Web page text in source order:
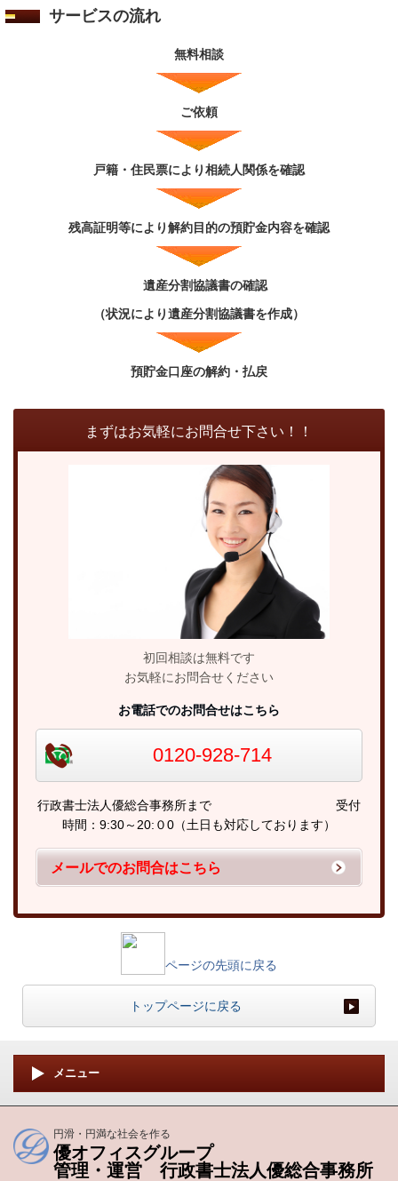
サービスの流れ
無料相談
ご依頼
戸籍・住民票により相続人関係を確認
残高証明等により解約目的の預貯金内容を確認
遺産分割協議書の確認
（状況により遺産分割協議書を作成）
預貯金口座の解約・払戻
まずはお気軽にお問合せ下さい！！
初回相談は無料です
お気軽にお問合せください
お電話でのお問合せはこちら
0120-928-714
行政書士法人優総合事務所まで 受付
時間：9:30～20:０0（土日も対応しております）
メールでのお問合はこちら
ページの先頭に戻る
トップページに戻る
メニュー
円滑・円満な社会を作る
優オフィスグループ
管理・運営 行政書士法人優総合事務所